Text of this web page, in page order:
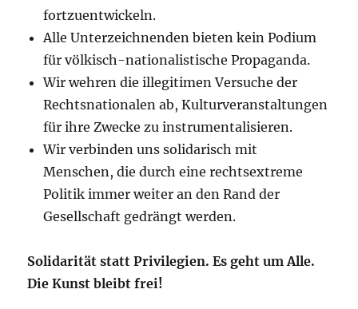
fortzuentwickeln.
Alle Unterzeichnenden bieten kein Podium
für völkisch-nationalistische Propaganda.
Wir wehren die illegitimen Versuche der
Rechtsnationalen ab, Kulturveranstaltungen
für ihre Zwecke zu instrumentalisieren.
Wir verbinden uns solidarisch mit
Menschen, die durch eine rechtsextreme
Politik immer weiter an den Rand der
Gesellschaft gedrängt werden.
Solidarität statt Privilegien. Es geht um Alle.
Die Kunst bleibt frei!